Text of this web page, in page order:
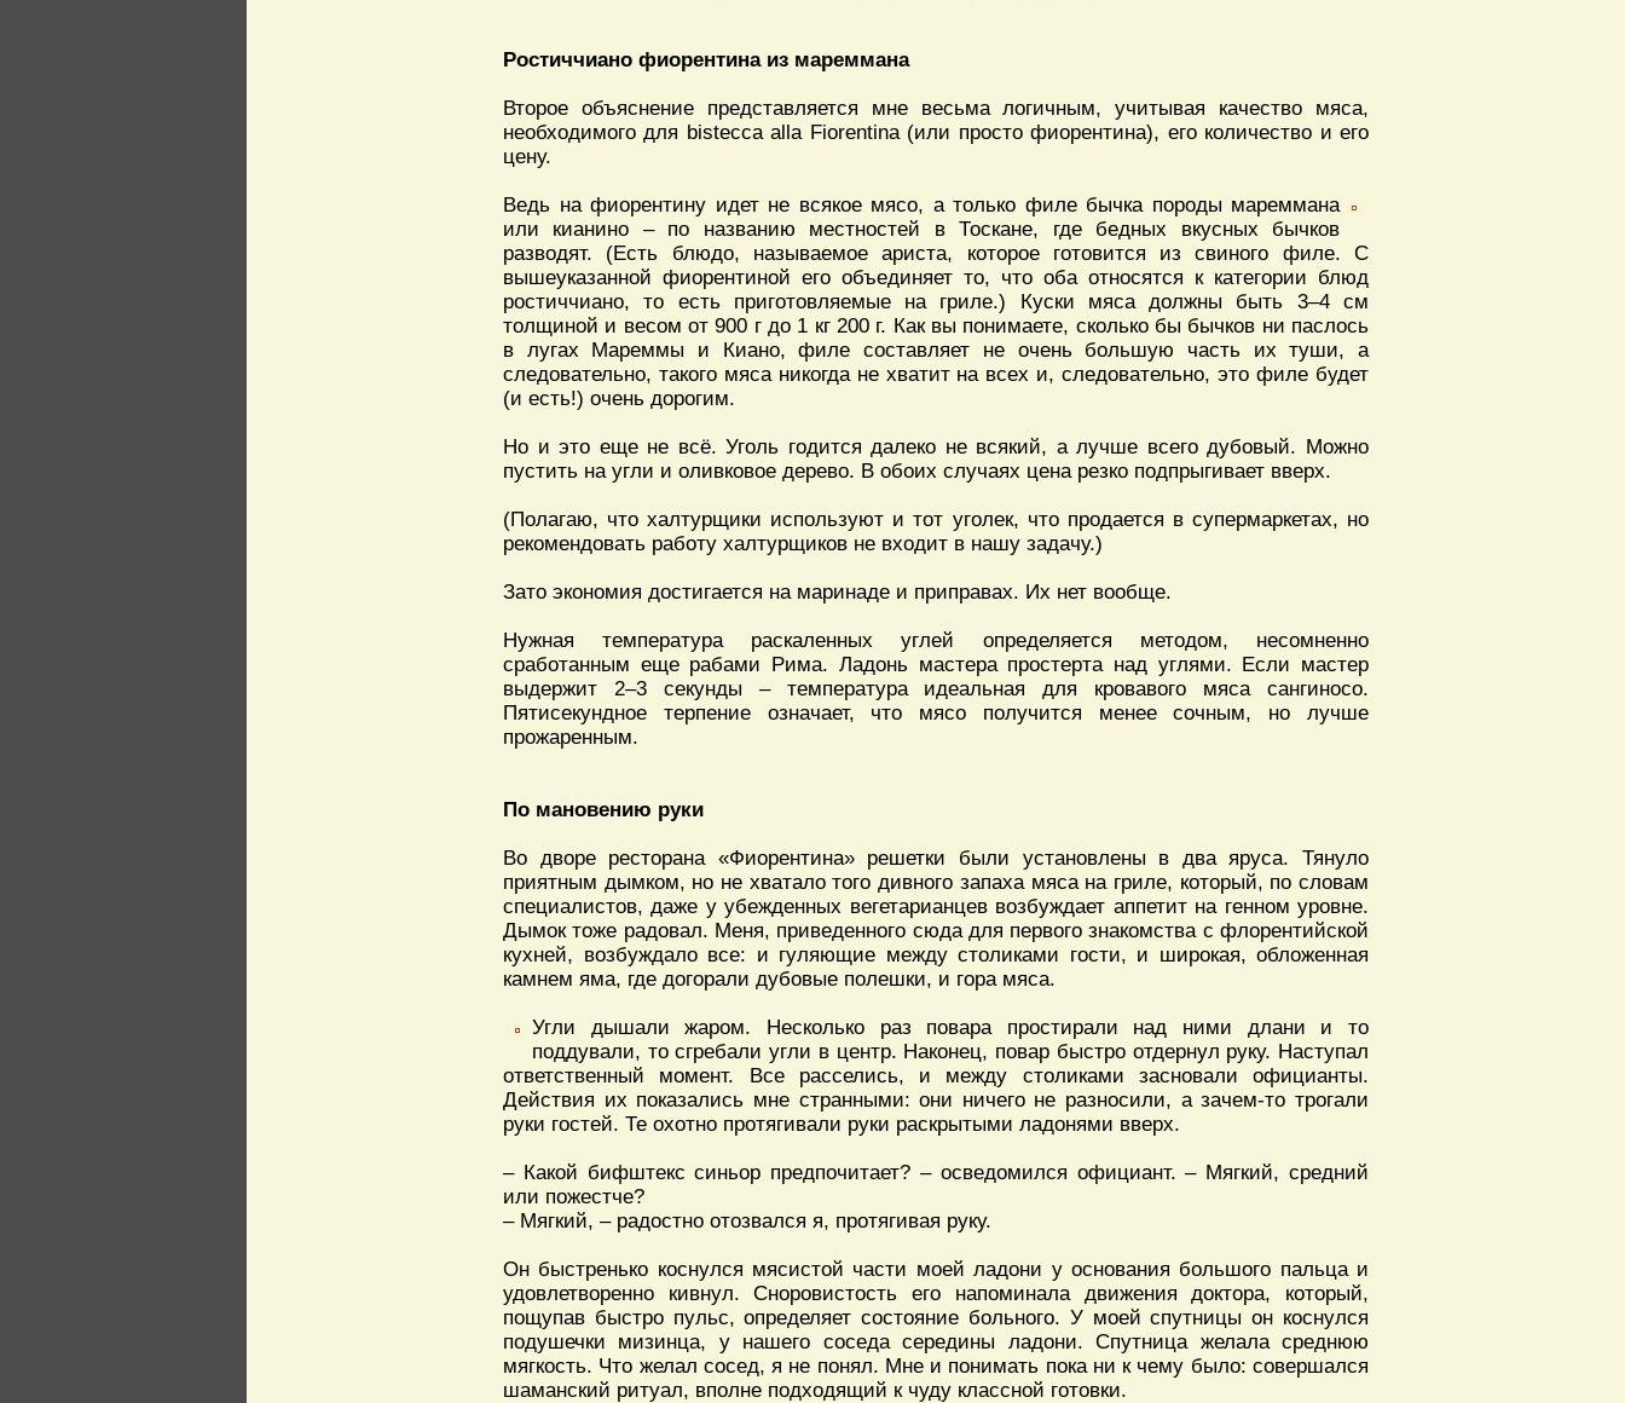
Ростиччиано фиорентина из мареммана
Второе объяснение представляется мне весьма логичным, учитывая качество мяса,
необходимого для bistecca alla Fiorentina (или просто фиорентина), его количество и его
цену.
Ведь на фиорентину идет не всякое мясо, а только филе бычка породы мареммана
или кианино – по названию местностей в Тоскане, где бедных вкусных бычков
разводят. (Есть блюдо, называемое ариста, которое готовится из свиного филе. С
вышеуказанной фиорентиной его объединяет то, что оба относятся к категории блюд
ростиччиано, то есть приготовляемые на гриле.) Куски мяса должны быть 3–4 см
толщиной и весом от 900 г до 1 кг 200 г. Как вы понимаете, сколько бы бычков ни паслось
в лугах Мареммы и Киано, филе составляет не очень большую часть их туши, а
следовательно, такого мяса никогда не хватит на всех и, следовательно, это филе будет
(и есть!) очень дорогим.
Но и это еще не всё. Уголь годится далеко не всякий, а лучше всего дубовый. Можно
пустить на угли и оливковое дерево. В обоих случаях цена резко подпрыгивает вверх.
(Полагаю, что халтурщики используют и тот уголек, что продается в супермаркетах, но
рекомендовать работу халтурщиков не входит в нашу задачу.)
Зато экономия достигается на маринаде и приправах. Их нет вообще.
Нужная температура раскаленных углей определяется методом, несомненно
сработанным еще рабами Рима. Ладонь мастера простерта над углями. Если мастер
выдержит 2–3 секунды – температура идеальная для кровавого мяса сангиносо.
Пятисекундное терпение означает, что мясо получится менее сочным, но лучше
прожаренным.
По мановению руки
Во дворе ресторана «Фиорентина» решетки были установлены в два яруса. Тянуло
приятным дымком, но не хватало того дивного запаха мяса на гриле, который, по словам
специалистов, даже у убежденных вегетарианцев возбуждает аппетит на генном уровне.
Дымок тоже радовал. Меня, приведенного сюда для первого знакомства с флорентийской
кухней, возбуждало все: и гуляющие между столиками гости, и широкая, обложенная
камнем яма, где догорали дубовые полешки, и гора мяса.
Угли дышали жаром. Несколько раз повара простирали над ними длани и то
поддували, то сгребали угли в центр. Наконец, повар быстро отдернул руку. Наступал
ответственный момент. Все расселись, и между столиками засновали официанты.
Действия их показались мне странными: они ничего не разносили, а зачем-то трогали
руки гостей. Те охотно протягивали руки раскрытыми ладонями вверх.
– Какой бифштекс синьор предпочитает? – осведомился официант. – Мягкий, средний
или пожестче?
– Мягкий, – радостно отозвался я, протягивая руку.
Он быстренько коснулся мясистой части моей ладони у основания большого пальца и
удовлетворенно кивнул. Сноровистость его напоминала движения доктора, который,
пощупав быстро пульс, определяет состояние больного. У моей спутницы он коснулся
подушечки мизинца, у нашего соседа середины ладони. Спутница желала среднюю
мягкость. Что желал сосед, я не понял. Мне и понимать пока ни к чему было: совершался
шаманский ритуал, вполне подходящий к чуду классной готовки.